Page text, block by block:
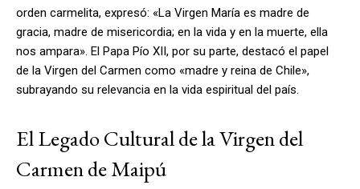
orden carmelita, expresó: «La Virgen María es madre de
gracia, madre de misericordia; en la vida y en la muerte, ella
nos ampara». El Papa Pío XII, por su parte, destacó el papel
de la Virgen del Carmen como «madre y reina de Chile»,
subrayando su relevancia en la vida espiritual del país.
El Legado Cultural de la Virgen del
Carmen de Maipú